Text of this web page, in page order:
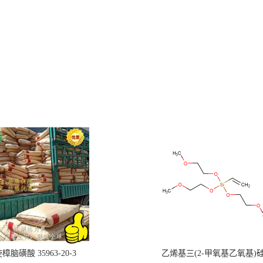
脑磺酸 35963-20-3 乙烯基三(2-甲氧基乙氧基)